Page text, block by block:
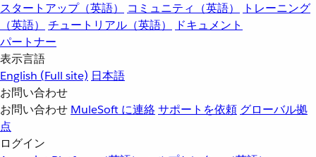
スタートアップ（英語）
コミュニティ（英語）
トレーニング
（英語）
チュートリアル（英語）
ドキュメント
パートナー
表示言語
English (Full site) 日本語
お問い合わせ
お問い合わせ MuleSoft に連絡サポートを依頼 グローバル拠
点
ログイン